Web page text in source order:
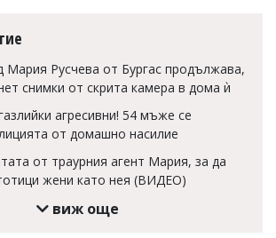
Мария Русчева от Бургас продължава,
снимки от скрита камера в дома ѝ
агресивни! 54 мъже се
от домашно насилие
от траурния агент Мария, за да
жени като нея (ВИДЕО)
виж още